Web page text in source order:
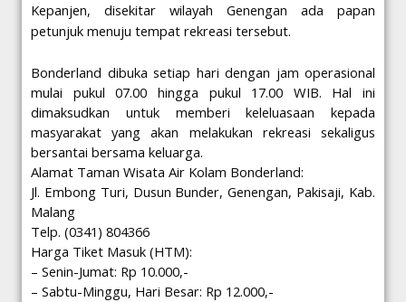
Kepanjen, disekitar wilayah Genengan ada papan
petunjuk menuju tempat rekreasi tersebut.
Bonderland dibuka setiap hari dengan jam operasional
mulai pukul 07.00 hingga pukul 17.00 WIB. Hal ini
dimaksudkan untuk memberi keleluasaan kepada
masyarakat yang akan melakukan rekreasi sekaligus
bersantai bersama keluarga.
Alamat Taman Wisata Air Kolam Bonderland:
Jl. Embong Turi, Dusun Bunder, Genengan, Pakisaji, Kab.
Malang
Telp. (0341) 804366
Harga Tiket Masuk (HTM):
– Senin-Jumat: Rp 10.000,-
– Sabtu-Minggu, Hari Besar: Rp 12.000,-